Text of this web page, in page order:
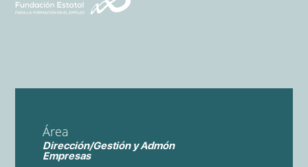
Área
Dirección/Gestión y Admón
Empresas